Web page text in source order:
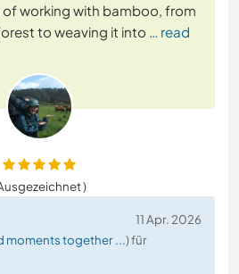
of working with bamboo, from
to weaving it into … read
)
11 Apr. 2026
moments together ...) für